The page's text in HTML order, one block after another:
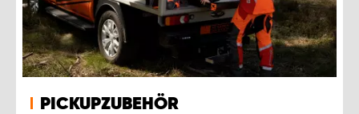
PICKUPZUBEHÖR